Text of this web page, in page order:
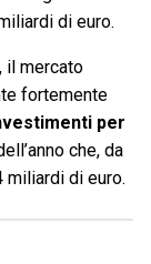
di euro.
il mercato
fortemente
per
che, da
miliardi di euro.